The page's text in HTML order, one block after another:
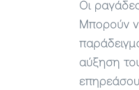
Οι
Μπορούν
αύξηση